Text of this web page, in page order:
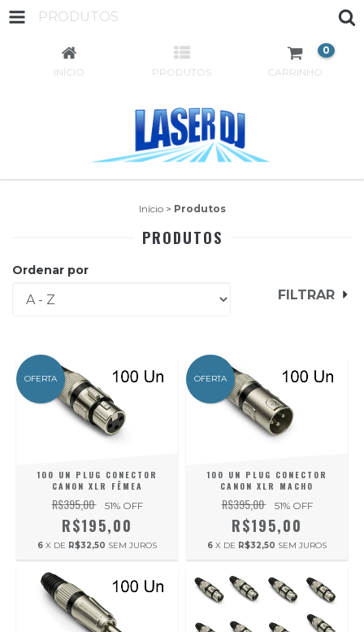
PRODUTOS
INÍCIO PRODUTOS CARRINHO
0
Início > Produtos
PRODUTOS
Ordenar por
FILTRAR
OFERTA
100 UN PLUG CONECTOR
CANON XLR FÊMEA
R$395,00 51% OFF
R$195,00
6 X DE R$32,50 SEM JUROS
OFERTA
100 UN PLUG CONECTOR
CANON XLR MACHO
R$395,00 51% OFF
R$195,00
6 X DE R$32,50 SEM JUROS